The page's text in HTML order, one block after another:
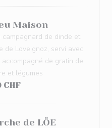
Maison
de dinde et
de Loveignoz, servi avec
de gratin de
et légumes
CHF
de LÖE